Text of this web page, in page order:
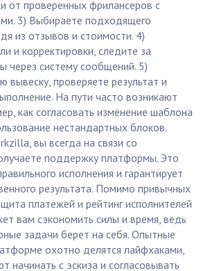
от проверенных фрилансеров с
3) Выбираете подходящего
из отзывов и стоимости. 4)
и корректировки, следите за
через систему сообщений. 5)
вывеску, проверяете результат и
На пути часто возникают
как согласовать изменение шаблона
нестандартных блоков.
вы всегда на связи со
поддержку платформы. Это
исполнения и гарантирует
результата. Помимо привычных
платежей и рейтинг исполнителей
вам сэкономить силы и время, ведь
задачи берет на себя. Опытные
охотно делятся лайфхаками,
начинать с эскиза и согласовывать